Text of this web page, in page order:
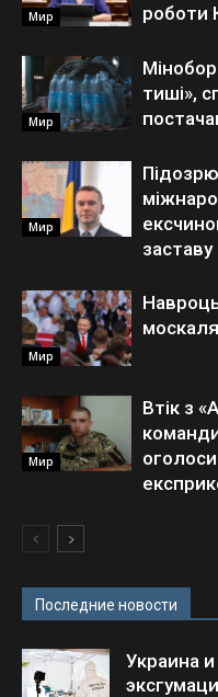
Мир
роботи
Мир
тиші»,
Мир
заставу
Мир
Мир
Втік з
Последние новости
Украина